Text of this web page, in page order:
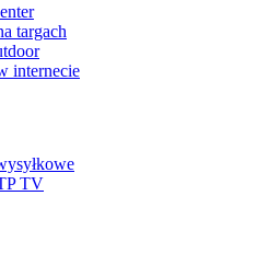
targach
internecie
TV